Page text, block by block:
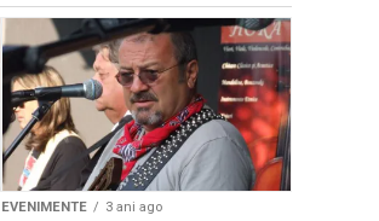
EVENIMENTE 3 ani ago